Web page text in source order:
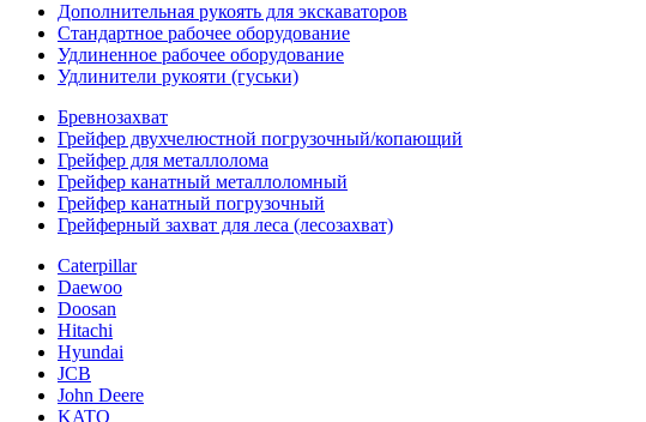
Дополнительная рукоять для экскаваторов
Стандартное рабочее оборудование
Удлиненное рабочее оборудование
Удлинители рукояти (гуськи)
Бревнозахват
Грейфер двухчелюстной погрузочный/копающий
Грейфер для металлолома
Грейфер канатный металлоломный
Грейфер канатный погрузочный
Грейферный захват для леса (лесозахват)
Caterpillar
Daewoo
Doosan
Hitachi
Hyundai
JCB
John Deere
KATO